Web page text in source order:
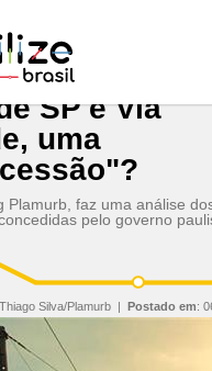
SP e Via
uma
Plamurb, faz uma análise
pelo governo
Thiago Silva/Plamurb | Postado em: